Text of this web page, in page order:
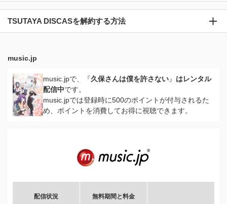
TSUTAYA DISCASを解約する方法
music.jp
music.jpで、『久保さんは僕を許さない』 はレンタル
配信中です。
music.jpでは登録時に500のポイントが付与されるた
め、ポイントを消費してお得に視聴できます。
配信状況 無料期間と料金